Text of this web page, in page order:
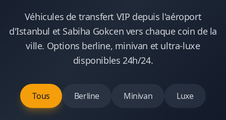
Véhicules de transfert VIP depuis l'aéroport
d'Istanbul et Sabiha Gokcen vers chaque coin de la
ville. Options berline, minivan et ultra-luxe
disponibles 24h/24.
Tous Berline Minivan Luxe